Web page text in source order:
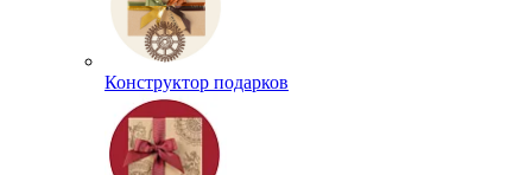
Конструктор подарков